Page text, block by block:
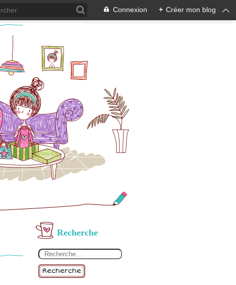
Connexion + Créer mon blog
Recherche
Recherche